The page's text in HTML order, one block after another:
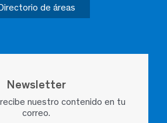
de áreas
Newsletter
nuestro contenido en tu
correo.